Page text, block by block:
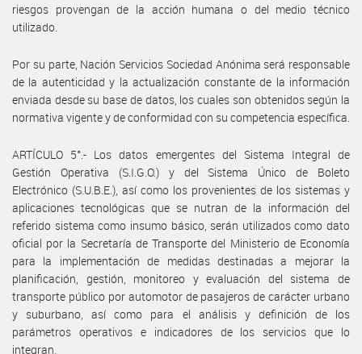
riesgos provengan de la acción humana o del medio técnico
utilizado.
Por su parte, Nación Servicios Sociedad Anónima será responsable
de la autenticidad y la actualización constante de la información
enviada desde su base de datos, los cuales son obtenidos según la
normativa vigente y de conformidad con su competencia específica.
ARTÍCULO 5°.- Los datos emergentes del Sistema Integral de
Gestión Operativa (S.I.G.O.) y del Sistema Único de Boleto
Electrónico (S.U.B.E.), así como los provenientes de los sistemas y
aplicaciones tecnológicas que se nutran de la información del
referido sistema como insumo básico, serán utilizados como dato
oficial por la Secretaría de Transporte del Ministerio de Economía
para la implementación de medidas destinadas a mejorar la
planificación, gestión, monitoreo y evaluación del sistema de
transporte público por automotor de pasajeros de carácter urbano
y suburbano, así como para el análisis y definición de los
parámetros operativos e indicadores de los servicios que lo
integran.